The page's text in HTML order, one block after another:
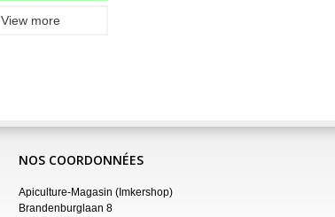
View more
NOS COORDONNÉES
Apiculture-Magasin (Imkershop)
Brandenburglaan 8